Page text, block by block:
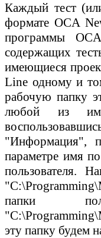
Каждый тест
формате OCA
программы
содержащих
имеющиеся
Line одному и
рабочую папку
любой из
"Информация",
параметре имя
пользователя.
папки
эту папку будем